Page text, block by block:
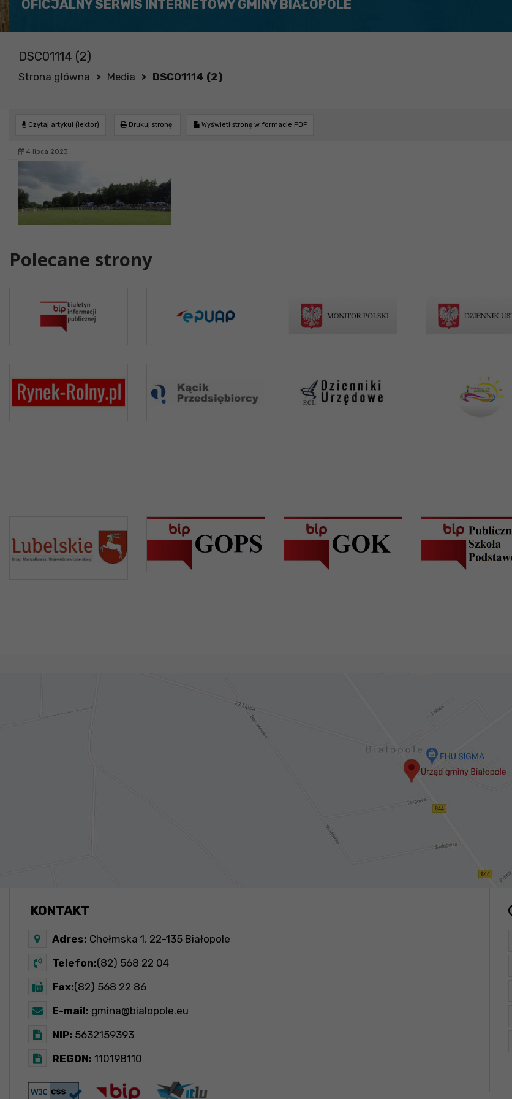
OFICJALNY SERWIS INTERNETOWY GMINY BIAŁOPOLE
DSC01114 (2)
Strona główna > Media > DSC01114 (2)
Czytaj artykuł (lektor) Drukuj stronę Wyświetl stronę w formacie PDF
4 lipca 2023
Polecane strony
KONTAKT
Adres: Chełmska 1, 22-135 Białopole
Telefon:(82) 568 22 04
Fax:(82) 568 22 86
E-mail: gmina@bialopole.eu
NIP: 5632159393
REGON: 110198110